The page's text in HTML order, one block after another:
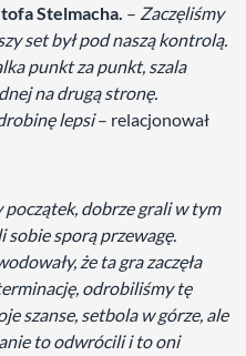
Stelmacha. – Zaczęliśmy
set był pod naszą kontrolą.
punkt za punkt, szala
na drugą stronę.
lepsi– relacjonował
początek, dobrze grali w tym
sobie sporą przewagę.
że ta gra zaczęła
odrobiliśmy tę
szanse, setbola w górze, ale
to odwrócili i to oni